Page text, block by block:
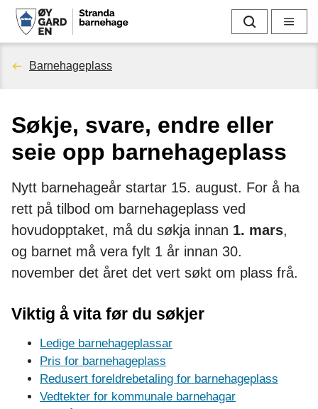
S
t
a
n
d
a
b
a
n
e
h
Søk Meny
Du
her:
Barnehageplass
Søkje, svare, endre eller
seie opp barnehageplass
Nytt barnehageår startar 15. august. For å ha
rett på tilbod om barnehageplass ved
hovudopptaket, må du søkja innan 1. mars,
og barnet må vera fylt 1 år innan 30.
november det året det vert søkt om plass frå.
Viktig å vita før du søkjer
Ledige barnehageplassar
Pris for barnehageplass
Redusert foreldrebetaling for barnehageplass
Vedtekter for kommunale barnehagar